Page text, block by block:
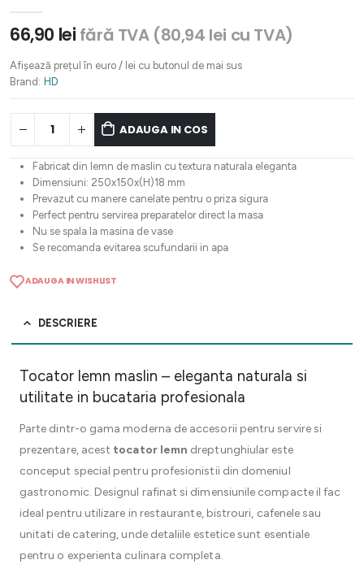
66,90 lei fără TVA (80,94 lei cu TVA)
Afișează prețul în euro / lei cu butonul de mai sus
Brand: HD
ADAUGA IN COS
Fabricat din lemn de maslin cu textura naturala eleganta
Dimensiuni: 250x150x(H)18 mm
Prevazut cu manere canelate pentru o priza sigura
Perfect pentru servirea preparatelor direct la masa
Nu se spala la masina de vase
Se recomanda evitarea scufundarii in apa
ADAUGA IN WISHLIST
DESCRIERE
Tocator lemn maslin – eleganta naturala si
utilitate in bucataria profesionala
Parte dintr-o gama moderna de accesorii pentru servire si
prezentare, acest tocator lemn dreptunghiular este
conceput special pentru profesionistii din domeniul
gastronomic. Designul rafinat si dimensiunile compacte il fac
ideal pentru utilizare in restaurante, bistrouri, cafenele sau
unitati de catering, unde detaliile estetice sunt esentiale
pentru o experienta culinara completa.